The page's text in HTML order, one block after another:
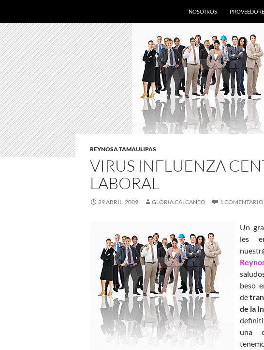
NOSOTROS
REYNOSA TAMAULIPAS
VIRUS INFLUENZA
LABORAL
29 ABRIL, 2009 GLORIA CALCANEO 1 COMENTARIO
Un
les
beso
de
de la
una